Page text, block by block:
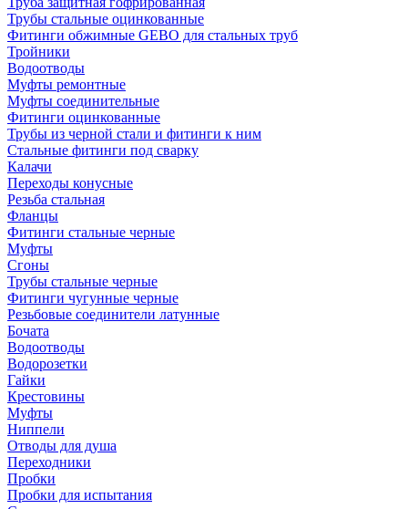
Трубы стальные оцинкованные
Фитинги обжимные GEBO для стальных труб
Тройники
Водоотводы
Муфты ремонтные
Муфты соединительные
Фитинги оцинкованные
Трубы из черной стали и фитинги к ним
Стальные фитинги под сварку
Калачи
Переходы конусные
Резьба стальная
Фланцы
Фитинги стальные черные
Муфты
Сгоны
Трубы стальные черные
Фитинги чугунные черные
Резьбовые соединители латунные
Бочата
Водоотводы
Водорозетки
Гайки
Крестовины
Муфты
Ниппели
Отводы для душа
Переходники
Пробки
Пробки для испытания